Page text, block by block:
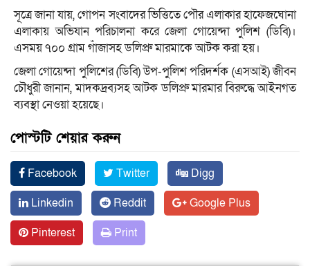
সূত্রে জানা যায়, গোপন সংবাদের ভিত্তিতে পৌর এলাকার হাফেজঘোনা
এলাকায় অভিযান পরিচালনা করে জেলা গোয়েন্দা পুলিশ (ডিবি)।
এসময় ৭০০ গ্রাম গাঁজাসহ ডলিপ্রু মারমাকে আটক করা হয়।
জেলা গোয়েন্দা পুলিশের (ডিবি) উপ-পুলিশ পরিদর্শক (এসআই) জীবন
চৌধুরী জানান, মাদকদ্রব্যসহ আটক ডলিপ্রু মারমার বিরুদ্ধে আইনগত
ব্যবস্থা নেওয়া হয়েছে।
পোস্টটি শেয়ার করুন
Facebook Twitter
Digg
Linkedin
Reddit
Google Plus
Pinterest
Print